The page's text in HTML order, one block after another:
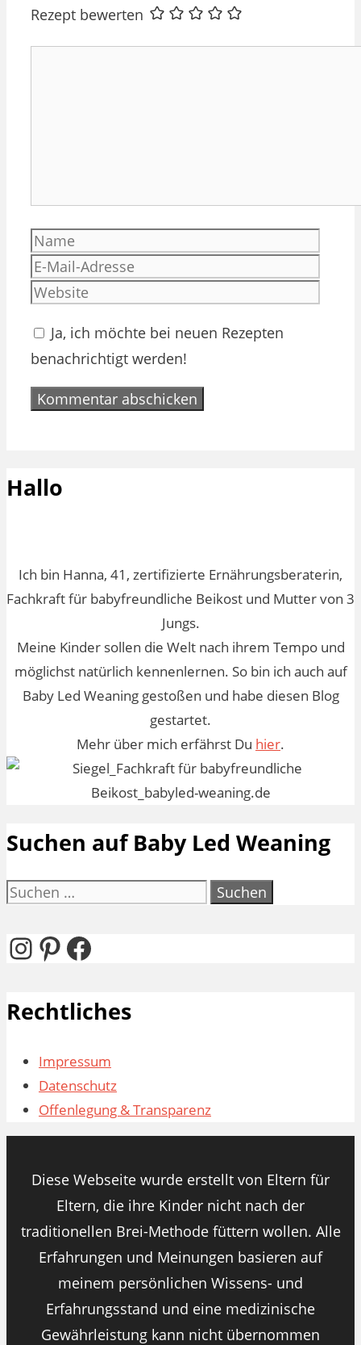
Rezept bewerten
Name
Ja, ich möchte bei neuen Rezepten
benachrichtigt werden!
Hallo
Ich bin Hanna, 41, zertifizierte Ernährungsberaterin,
Fachkraft für babyfreundliche Beikost und Mutter von 3
Jungs.
Meine Kinder sollen die Welt nach ihrem Tempo und
möglichst natürlich kennenlernen. So bin ich auch auf
Baby Led Weaning gestoßen und habe diesen Blog
gestartet.
Mehr über mich erfährst Du hier.
Suchen auf Baby Led Weaning
Suchen
Instagram
Pinterest
Facebook
Rechtliches
Impressum
Datenschutz
Offenlegung & Transparenz
Diese Webseite wurde erstellt von Eltern für
Eltern, die ihre Kinder nicht nach der
traditionellen Brei-Methode füttern wollen. Alle
Erfahrungen und Meinungen basieren auf
meinem persönlichen Wissens- und
Erfahrungsstand und eine medizinische
Gewährleistung kann nicht übernommen